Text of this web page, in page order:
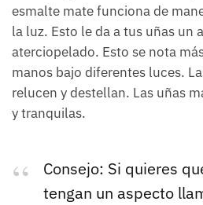
esmalte mate funciona de
la luz. Esto le da a tus uñas un
aterciopelado. Esto se nota
manos bajo diferentes luces.
relucen y destellan. Las uñas
y tranquilas.
Consejo: Si quieres
tengan un aspecto